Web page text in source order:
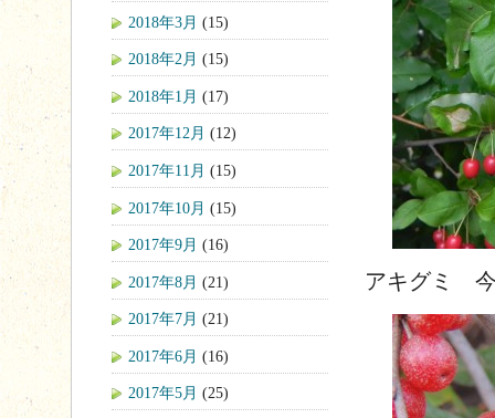
アキグミ
2018年3月 (15)
2018年2月 (15)
2018年1月 (17)
2017年12月 (12)
2017年11月 (15)
2017年10月 (15)
2017年9月 (16)
2017年8月 (21)
2017年7月 (21)
2017年6月 (16)
2017年5月 (25)